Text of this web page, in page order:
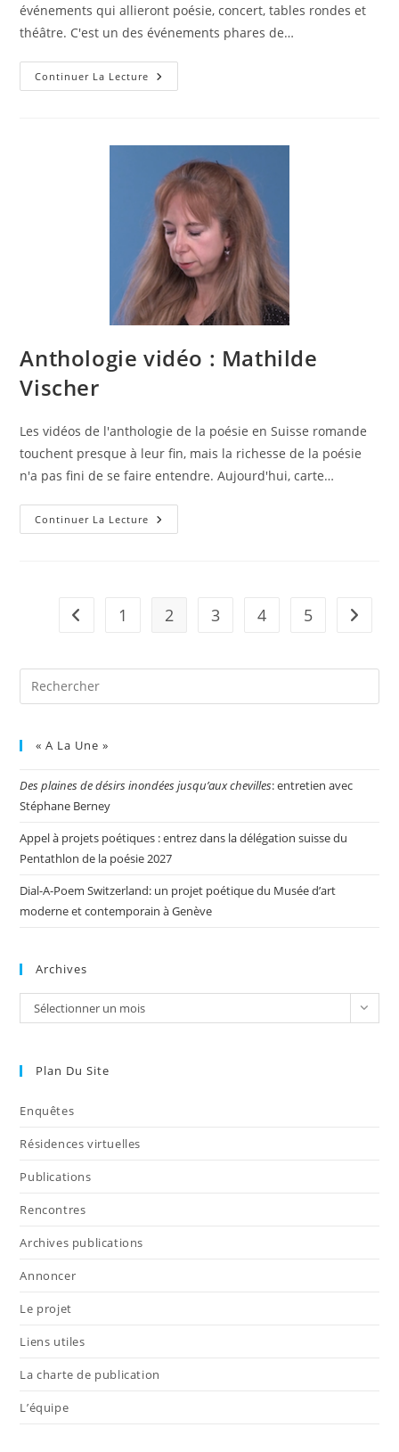
événements qui allieront poésie, concert, tables rondes et
théâtre. C'est un des événements phares de…
Continuer La Lecture
Anthologie vidéo : Mathilde
Vischer
Les vidéos de l'anthologie de la poésie en Suisse romande
touchent presque à leur fin, mais la richesse de la poésie
n'a pas fini de se faire entendre. Aujourd'hui, carte…
Continuer La Lecture
1 2 3 4 5
« A La Une »
Des plaines de désirs inondées jusqu’aux chevilles: entretien avec
Stéphane Berney
Appel à projets poétiques : entrez dans la délégation suisse du
Pentathlon de la poésie 2027
Dial-A-Poem Switzerland: un projet poétique du Musée d’art
moderne et contemporain à Genève
Archives
Sélectionner un mois
Plan Du Site
Enquêtes
Résidences virtuelles
Publications
Rencontres
Archives publications
Annoncer
Le projet
Liens utiles
La charte de publication
L’équipe